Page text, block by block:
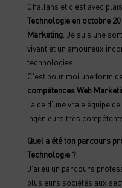
Challans et c’est avec
Technologie en octobre
Marketing. Je suis une
vivant et un amoureux
technologies.
C’est pour moi une
compétences Web
l’aide d’une vraie équipe
ingénieurs très
Quel a été ton parcours
Technologie ?
J’ai eu un parcours
plusieurs sociétés aux